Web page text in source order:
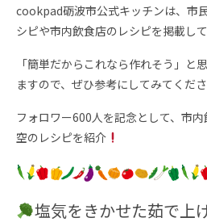
cookpad砺波市公式キッチンは、市
シピや市内飲食店のレシピを掲載して
「簡単だからこれなら作れそう」と
ますので、ぜひ参考にしてみてくだ
フォロワー600人を記念として、市
空のレシピを紹介
塩気をきかせた茹で上